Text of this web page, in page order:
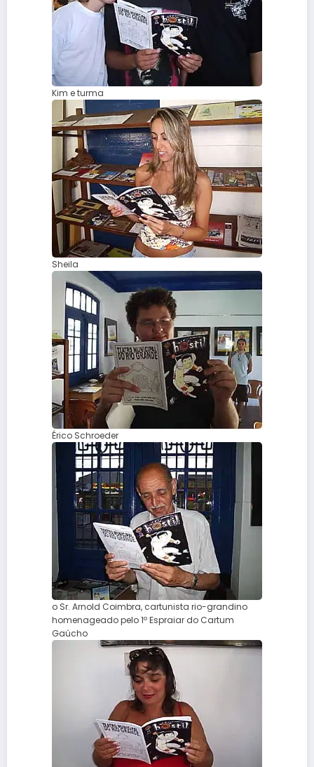
Kim e turma
Sheila
Érico Schroeder
o Sr. Arnold Coimbra, cartunista rio-grandino
homenageado pelo 1º Espraiar do Cartum
Gaúcho